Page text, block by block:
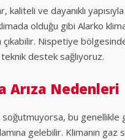
kaliteli ve dayanıklı
olduğu gibi Alarko
Nispetiye
teknik destek sağlıyoruz.
Arıza Nedenleri
soğutmuyorsa, bu genellikle
gelebilir. Klimanın gaz